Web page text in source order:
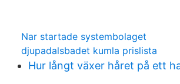
Nar startade systembolaget
djupadalsbadet kumla prislista
Hur långt växer håret på ett